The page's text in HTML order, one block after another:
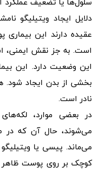
سلول‌ها یا تضعیف عملکرد
دلایل ایجاد ویتیلیگو
عقیده دارند این بیماری
است. به جز نقش ایمنی،
این وضعیت دارد. این
نادر است.
در بعضی موارد،
می‌شوند، حال آن که در
می‌ماند. پیسی یا
کوچک بر روی پوست ظاهر